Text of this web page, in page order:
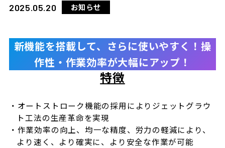
2025.05.20 お知らせ
新機能を搭載して、さらに使いやすく！操
作性・作業効率が大幅にアップ！
特徴
オートストローク機能の採用によりジェットグラウ
ト工法の生産革命を実現
作業効率の向上、均一な精度、労力の軽減により、
より速く、より確実に、より安全な作業が可能